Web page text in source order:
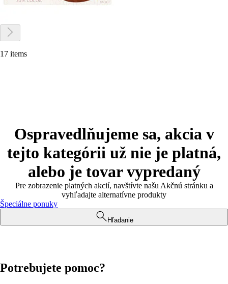
17 items
Ospravedlňujeme sa, akcia v
tejto kategórii už nie je platná,
alebo je tovar vypredaný
Pre zobrazenie platných akcií, navštívte našu Akčnú stránku a
vyhľadajte alternatívne produkty
Špeciálne ponuky
Hľadanie
Potrebujete pomoc?